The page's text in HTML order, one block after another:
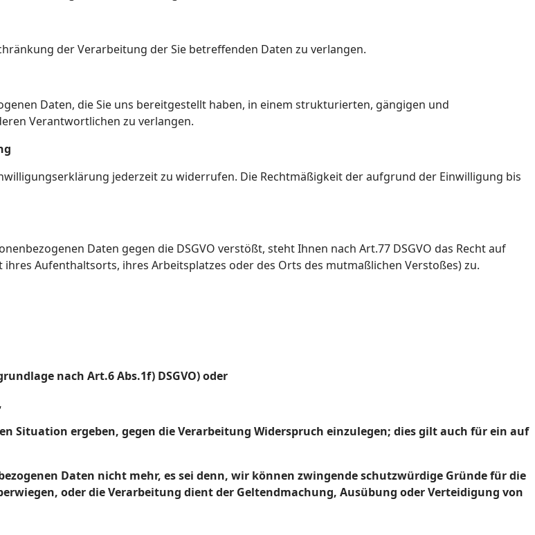
der Verarbeitung der Sie betreffenden Daten zu verlangen.
Daten, die Sie uns bereitgestellt haben, in einem strukturierten, gängigen und
Verantwortlichen zu verlangen.
jederzeit zu widerrufen. Die Rechtmäßigkeit der aufgrund der Einwilligung bis
Daten gegen die DSGVO verstößt, steht Ihnen nach Art.77 DSGVO das Recht auf
Aufenthaltsorts, ihres Arbeitsplatzes oder des Orts des mutmaßlichen Verstoßes) zu.
nach Art.6 Abs.1f) DSGVO) oder
Situation ergeben, gegen die Verarbeitung Widerspruch einzulegen; dies gilt auch für ein auf
Daten nicht mehr, es sei denn, wir können zwingende schutzwürdige Gründe für die
oder die Verarbeitung dient der Geltendmachung, Ausübung oder Verteidigung von